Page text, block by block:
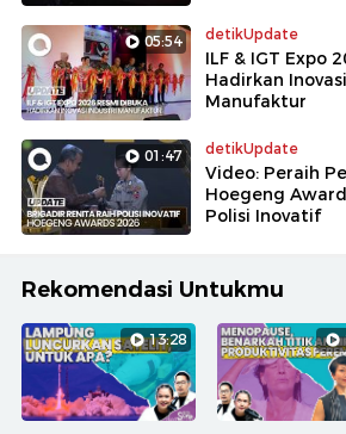
05:54 detikUpdate
ILF & IGT Expo
Hadirkan
Manufaktur
01:47 detikUpdate
Video: Peraih
Hoegeng
Polisi Inovatif
Rekomendasi Untukmu
13:28